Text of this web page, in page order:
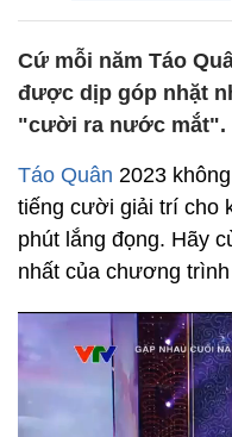
Cứ mỗi năm Táo
được dịp góp nhặt
"cười ra nước mắt".
Táo Quân 2023
tiếng cười giải trí cho
phút lắng đọng. Hãy
nhất của chương